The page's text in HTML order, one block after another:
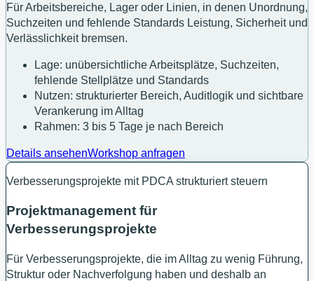
Für Arbeitsbereiche, Lager oder Linien, in denen Unordnung,
Suchzeiten und fehlende Standards Leistung, Sicherheit und
Verlässlichkeit bremsen.
Lage: unübersichtliche Arbeitsplätze, Suchzeiten,
fehlende Stellplätze und Standards
Nutzen: strukturierter Bereich, Auditlogik und sichtbare
Verankerung im Alltag
Rahmen: 3 bis 5 Tage je nach Bereich
Details ansehenWorkshop anfragen
Verbesserungsprojekte mit PDCA strukturiert steuern
Projektmanagement für
Verbesserungsprojekte
Für Verbesserungsprojekte, die im Alltag zu wenig Führung,
Struktur oder Nachverfolgung haben und deshalb an